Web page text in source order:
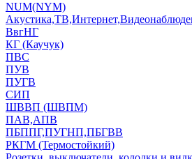
NUM(NYM)
ВвгНГ
КГ (Каучук)
ПВС
ПУВ
ПУГВ
СИП
ШВВП (ШВПМ)
ПАВ,АПВ
ПБППГ,ПУГНП,ПБГВВ
РКГМ (Термостойкий)